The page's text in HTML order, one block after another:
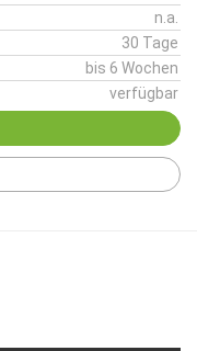
n.a.
30 Tage
bis 6 Wochen
verfügbar